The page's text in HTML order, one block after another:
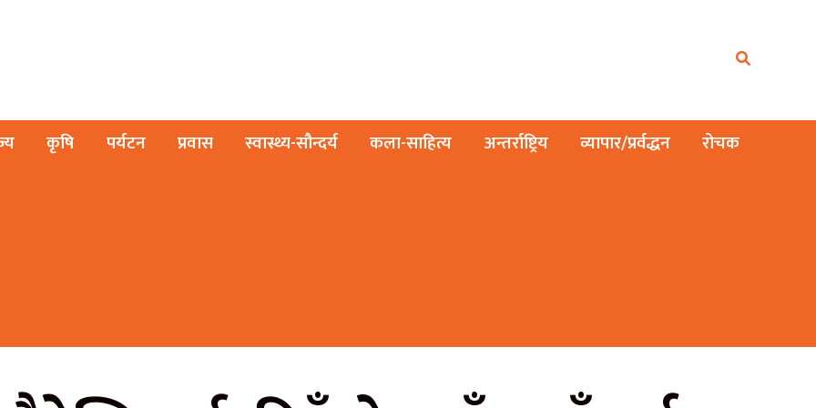
कृषि पर्यटन प्रवास स्वास्थ्य-सौन्दर्य कला-साहित्य अन्तर्राष्ट्रिय व्यापार/प्रर्वद्धन रोचक